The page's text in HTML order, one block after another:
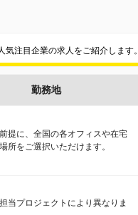
気注目企業の求人をご紹介します。
勤務地
提に、全国の各オフィスや在宅
所をご選択いただけます。
当プロジェクトにより異なりま